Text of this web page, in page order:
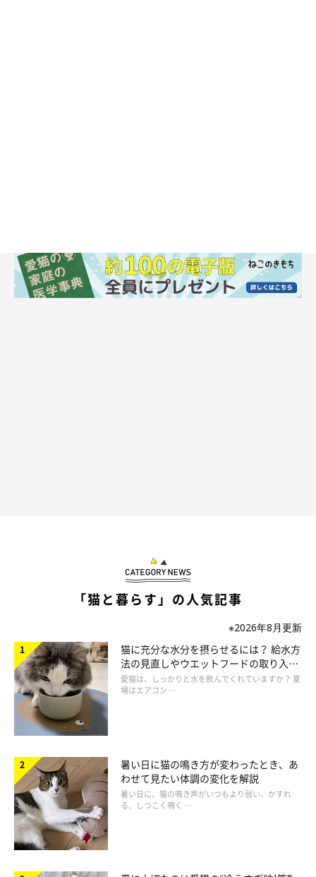
ねこのきもち投稿写真ギャラリー
猫が“のび”をする理由のひとつが、人と同じ「筋肉や関節を伸ば
すためのストレッチ」。
人と同じでよく寝たときやごはんを食べておなかがいっぱいにな
「猫と暮らす」の人気記事
※2026年8月更新
猫に充分な水分を摂らせるには？ 給水方
法の見直しやウエットフードの取り入れ
方を解説
愛猫は、しっかりと水を飲んでくれていますか？ 夏
場はエアコン …
暑い日に猫の鳴き方が変わったとき、あ
わせて見たい体調の変化を解説
暑い日に、猫の鳴き声がいつもより弱い、かすれ
る、しつこく鳴く …